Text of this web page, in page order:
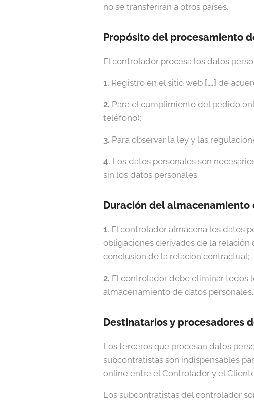
no se transferirán a otros países.
Propósito del procesamiento
El controlador procesa los datos
1. Registro en el sitio web [….] de
2. Para el cumplimiento del pedido
teléfono);
3. Para observar la ley y las
4. Los datos personales son
sin los datos personales.
Duración del almacenamiento
1. El controlador almacena los datos
obligaciones derivados de la relación
conclusión de la relación contractual;
2. El controlador debe eliminar todos
almacenamiento de datos personales.
Destinatarios y procesadores
Los terceros que procesan datos
subcontratistas son indispensables
online entre el Controlador y el
Los subcontratistas del controlador